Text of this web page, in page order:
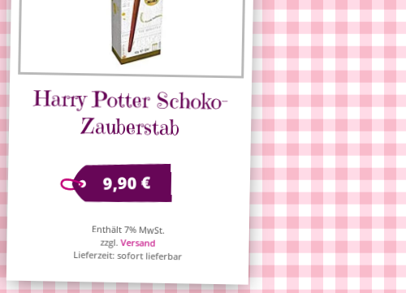
Harry Potter Schoko-
Zauberstab
9,90€
Enthält 7% MwSt.
zzgl.Versand
Lieferzeit: sofort lieferbar